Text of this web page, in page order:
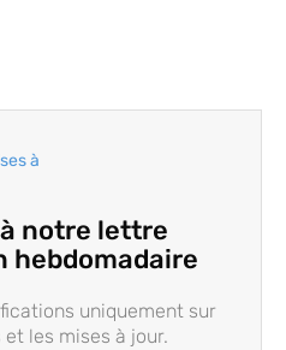
à
notre lettre
hebdomadaire
uniquement sur
les mises à jour.